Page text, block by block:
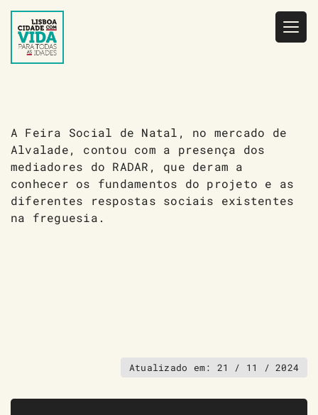
para
conteúdo
A Feira Social de Natal, no mercado de
Alvalade, contou com a presença dos
mediadores do RADAR, que deram a
conhecer os fundamentos do projeto e as
diferentes respostas sociais existentes
na freguesia.
Atualizado em: 21 / 11 / 2024